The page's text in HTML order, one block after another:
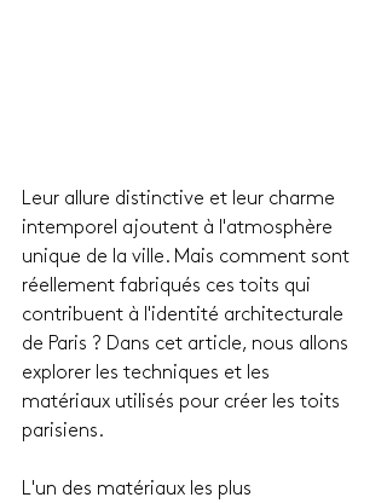
Leur allure distinctive et leur charme
intemporel ajoutent à l'atmosphère
unique de la ville. Mais comment sont
réellement fabriqués ces toits qui
contribuent à l'identité architecturale
de Paris ? Dans cet article, nous allons
explorer les techniques et les
matériaux utilisés pour créer les toits
parisiens.
L'un des matériaux les plus